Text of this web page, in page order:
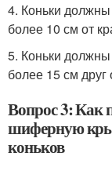
4. Коньки
более 10 см от
5. Коньки
более 15 см друг
Вопрос 3: Как
шиферную
коньков